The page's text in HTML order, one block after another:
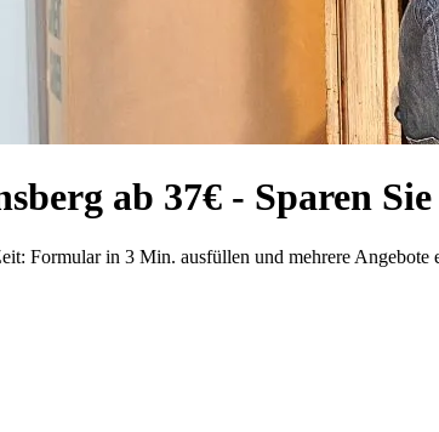
ab 37€ - Sparen
Formular in 3 Min. ausfüllen und mehrere Angebote